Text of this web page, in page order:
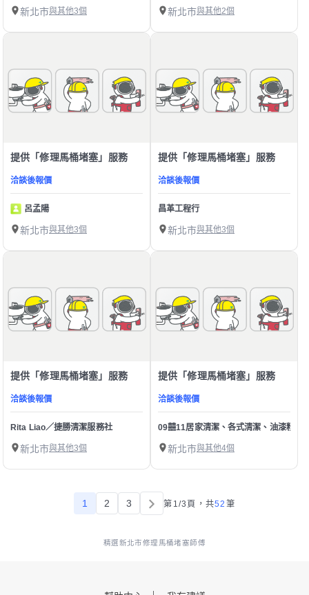
新北市與其他3個 新北市與其他2個
提供「修理馬桶堵塞」服務
洽談後報價
呂孟陽
新北市與其他3個
提供「修理馬桶堵塞」服務
洽談後報價
昌革工程行
新北市與其他3個
提供「修理馬桶堵塞」服務
洽談後報價
Rita Liao／捷勝清潔服務社
新北市與其他3個
提供「修理馬桶堵塞」服務
洽談後報價
09囍11居家清潔、各式清潔、油漆粉刷
新北市與其他4個
1 2 3 第1/3頁， 共52 筆
精選新北市修理馬桶堵塞師傅